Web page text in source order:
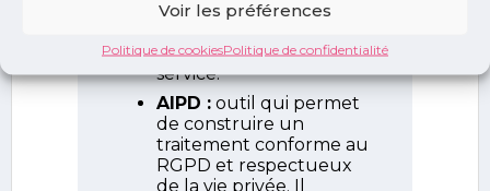
Voir les préférences
Politique de cookiesPolitique de confidentialité